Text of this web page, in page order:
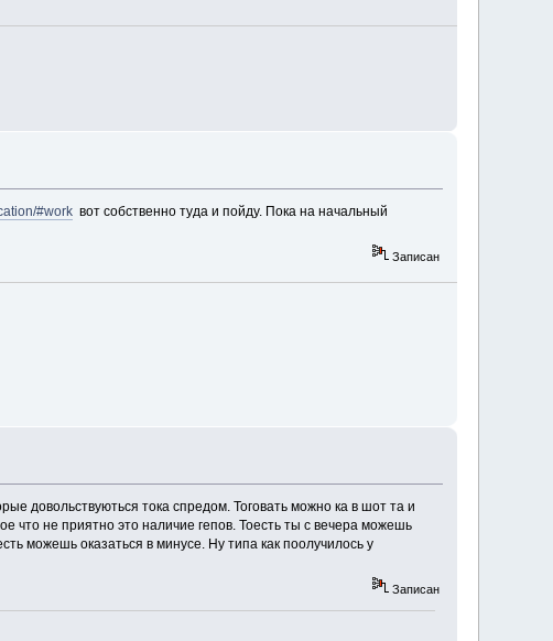
#workвот собственно туда и пойду. Пока на начальный
Записан
довольствуються тока спредом. Тоговать можно ка в шот та и
что не приятно это наличие гепов. Тоесть ты с вечера можешь
можешь оказаться в минусе. Ну типа как поолучилось у
Записан